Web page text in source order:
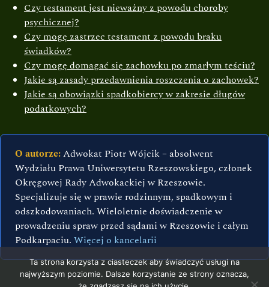
Czy testament jest nieważny z powodu choroby
psychicznej?
Czy mogę zastrzec testament z powodu braku
świadków?
Czy mogę domagać się zachowku po zmarłym teściu?
Jakie są zasady przedawnienia roszczenia o zachowek?
Jakie są obowiązki spadkobiercy w zakresie długów
podatkowych?
O autorze:Adwokat Piotr Wójcik – absolwent
Wydziału Prawa Uniwersytetu Rzeszowskiego, członek
Okręgowej Rady Adwokackiej w Rzeszowie.
Specjalizuje się w prawie rodzinnym, spadkowym i
odszkodowaniach. Wieloletnie doświadczenie w
prowadzeniu spraw przed sądami w Rzeszowie i całym
Podkarpaciu. Więcej o kancelarii
Ta strona korzysta z ciasteczek aby świadczyć usługi na
najwyższym poziomie. Dalsze korzystanie ze strony oznacza,